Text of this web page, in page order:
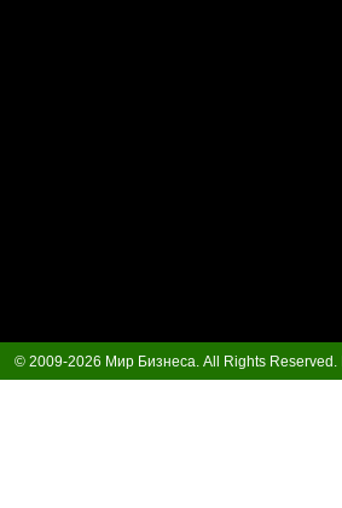
© 2009-2026 Мир Бизнеса. All Rights Reserved.